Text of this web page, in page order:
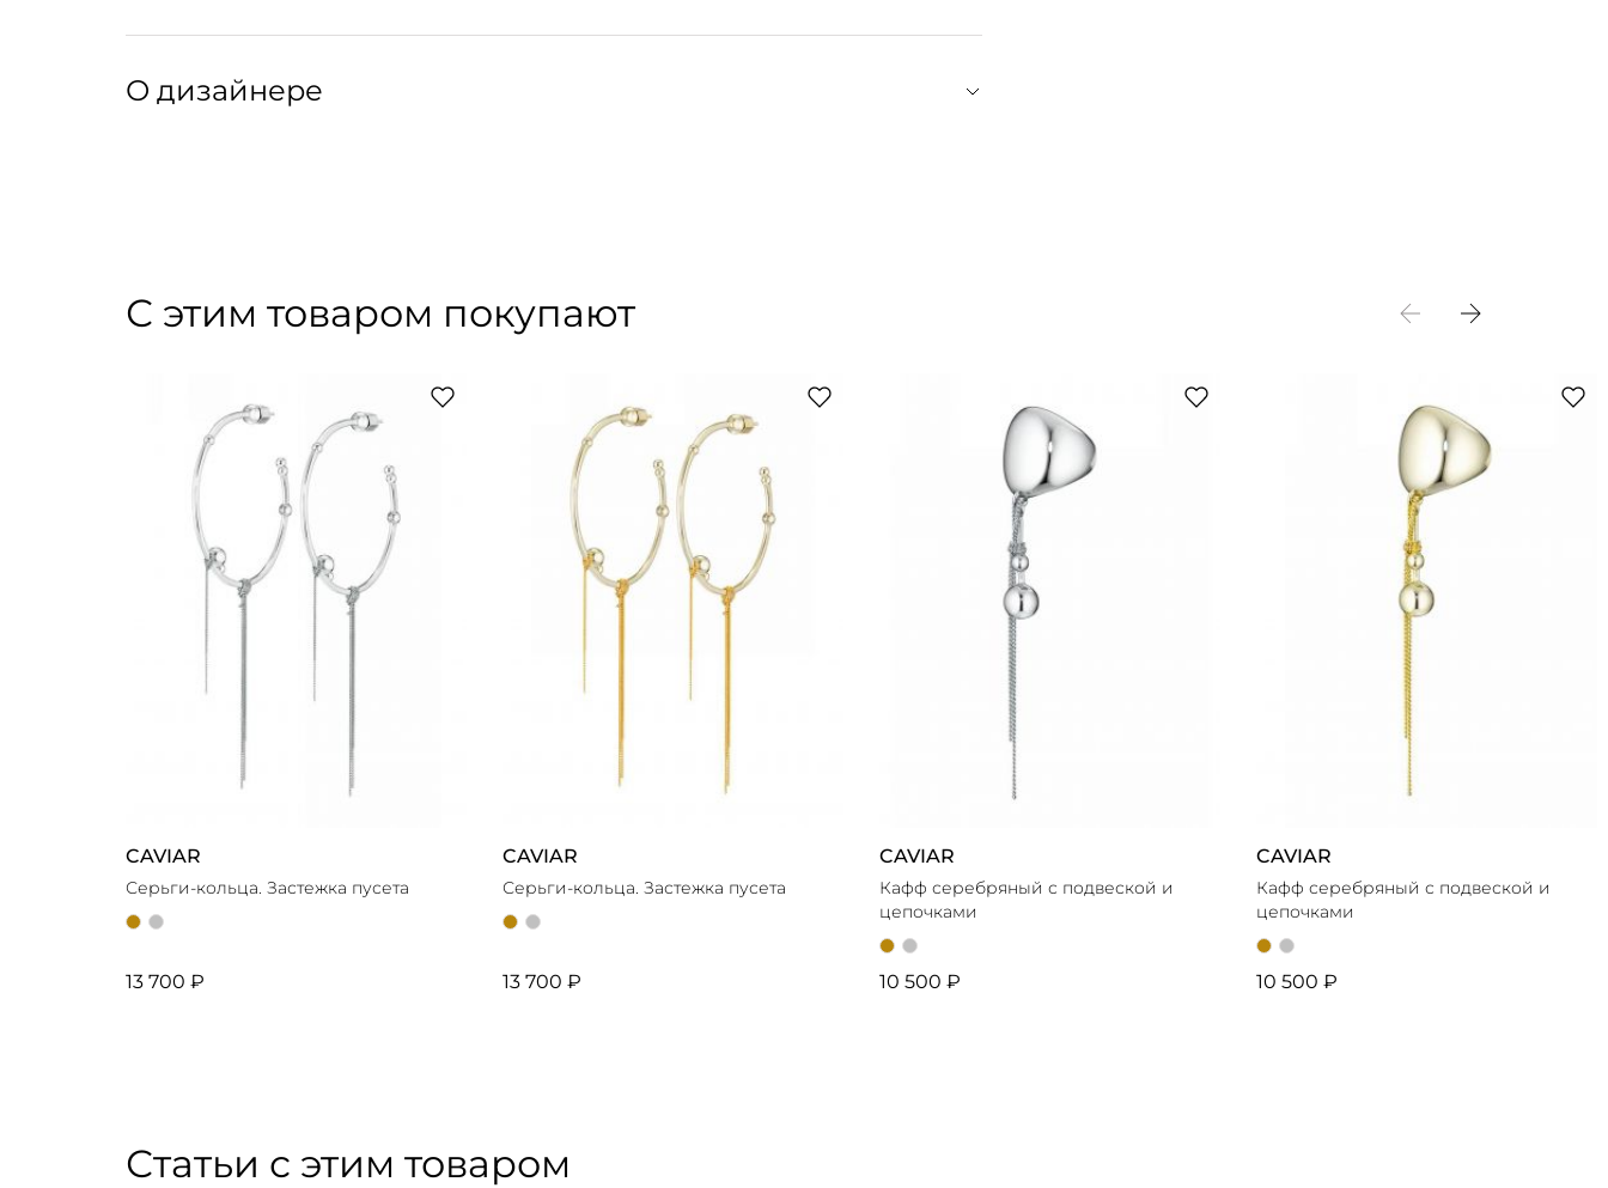
Серьги-лучи с шариками и цепочками.
Артикул производителя: BW003
О дизайнере
С этим товаром покупают
CAVIAR
Серьги-кольца. Застежка пусета
13 700 ₽
CAVIAR
Серьги-кольца. Застежка пусета
13 700 ₽
CAVIAR
Кафф серебряный с подвеской и
цепочками
10 500 ₽
CAVIAR
Кафф серебряный с подвеской и
цепочками
10 500 ₽
Статьи с этим товаром